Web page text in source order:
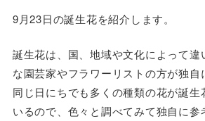
9月23日の誕生花を紹介します。
誕生花は、国、地域や文化によって違
な園芸家やフラワーリストの方が独自
同じ日にちでも多くの種類の花が誕生
いるので、色々と調べてみて独自に参